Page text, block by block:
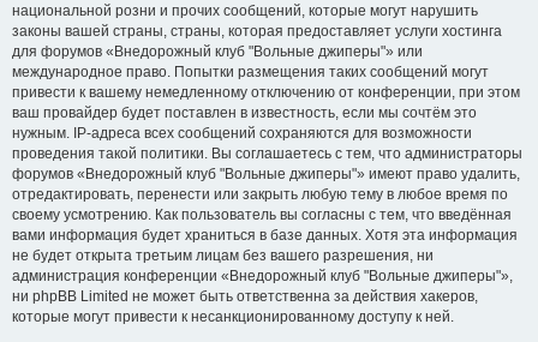
национальной розни и прочих сообщений, которые могут нарушить
законы вашей страны, страны, которая предоставляет услуги хостинга
для форумов «Внедорожный клуб "Вольные джиперы"» или
международное право. Попытки размещения таких сообщений могут
привести к вашему немедленному отключению от конференции, при этом
ваш провайдер будет поставлен в известность, если мы сочтём это
нужным. IP-адреса всех сообщений сохраняются для возможности
проведения такой политики. Вы соглашаетесь с тем, что администраторы
форумов «Внедорожный клуб "Вольные джиперы"» имеют право удалить,
отредактировать, перенести или закрыть любую тему в любое время по
своему усмотрению. Как пользователь вы согласны с тем, что введённая
вами информация будет храниться в базе данных. Хотя эта информация
не будет открыта третьим лицам без вашего разрешения, ни
администрация конференции «Внедорожный клуб "Вольные джиперы"»,
ни phpBB Limited не может быть ответственна за действия хакеров,
которые могут привести к несанкционированному доступу к ней.